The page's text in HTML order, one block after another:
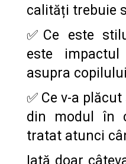
calități trebuie
✅Ce este
este
asupra
✅ Ce v-a
din modul în
tratat atunci
Iată doar